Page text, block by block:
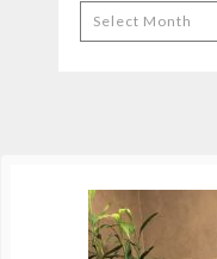
Archives